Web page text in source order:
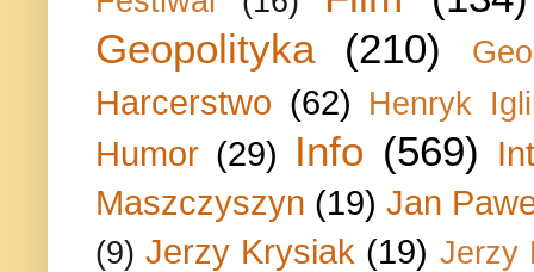
Geopolityka
(210)
Harcerstwo (62) Henryk
Humor (29) Info (569)
Maszczyszyn (19) Jan
(9) Jerzy Krysiak (19) Jerzy